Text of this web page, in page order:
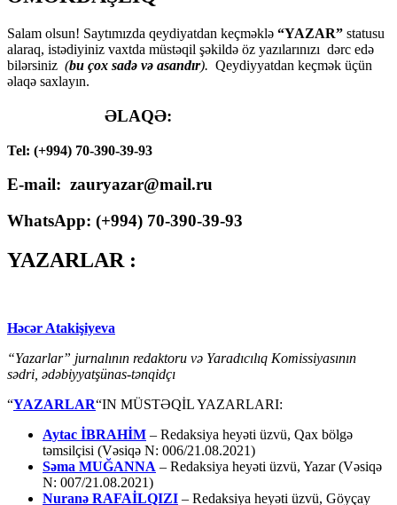
Salam olsun! Saytımızda qeydiyatdan keçməklə “YAZAR” statusu
alaraq, istədiyiniz vaxtda müstəqil şəkildə öz yazılarınızı dərc edə
bilərsiniz (bu çox sadə və asandır). Qeydiyyatdan keçmək üçün
əlaqə saxlayın.
ƏLAQƏ:
Tel: (+994) 70-390-39-93
E-mail: zauryazar@mail.ru
WhatsApp: (+994) 70-390-39-93
YAZARLAR :
Həcər Atakişiyeva
“Yazarlar” jurnalının redaktoru və Yaradıcılıq Komissiyasının
sədri, ədəbiyyatşünas-tənqidçı
“YAZARLAR“IN MÜSTƏQİL YAZARLARI:
Aytac İBRAHİM – Redaksiya heyəti üzvü, Qax bölgə
təmsilçisi (Vəsiqə N: 006/21.08.2021)
Səma MUĞANNA – Redaksiya heyəti üzvü, Yazar (Vəsiqə
N: 007/21.08.2021)
Nuranə RAFAİLQIZI – Redaksiya heyəti üzvü, Göyçay